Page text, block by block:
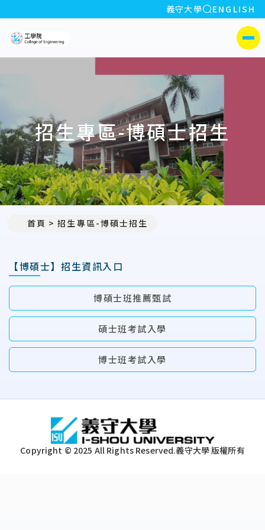
:::
義守大學 全站搜索
ENGLISH
側選單
招生專區-博碩士招生
首頁 招生專區-博碩士招生
【博碩士】招生資訊入口
博碩士班推薦甄試
碩士班考試入學
博士班考試入學
Copyright © 2025 All Rights Reserved.義守大學 版權所有